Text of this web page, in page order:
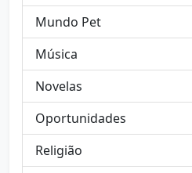
Mundo Pet
Música
Novelas
Oportunidades
Religião